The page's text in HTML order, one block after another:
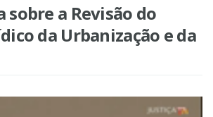
sobre a Revisão do
da Urbanização e da